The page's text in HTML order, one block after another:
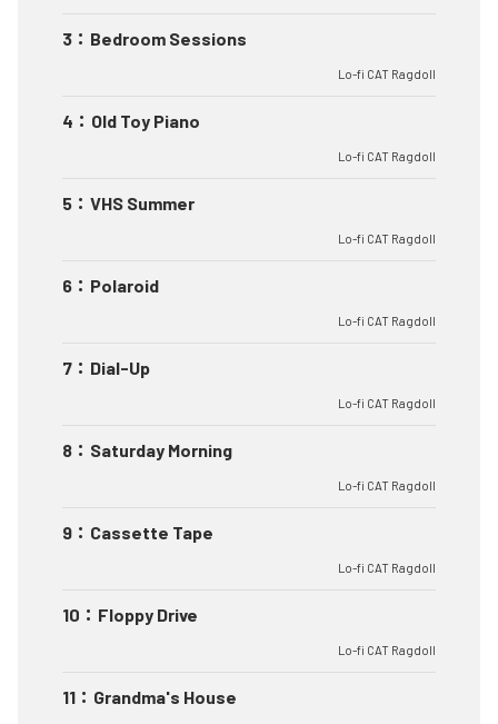
3 ： Bedroom Sessions
Lo-fi CAT Ragdoll
4 ： Old Toy Piano
Lo-fi CAT Ragdoll
5 ： VHS Summer
Lo-fi CAT Ragdoll
6 ： Polaroid
Lo-fi CAT Ragdoll
7 ： Dial-Up
Lo-fi CAT Ragdoll
8 ： Saturday Morning
Lo-fi CAT Ragdoll
9 ： Cassette Tape
Lo-fi CAT Ragdoll
10 ： Floppy Drive
Lo-fi CAT Ragdoll
11 ： Grandma's House